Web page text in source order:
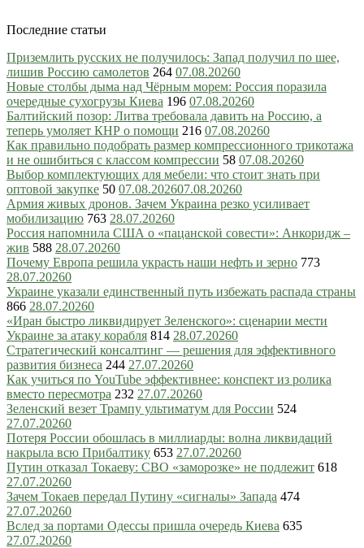
Последние статьи
Приземлить русских не получилось: Запад получил по шее,
лишив Россию самолетов 264 07.08.20260
Новые столбы дыма над Чёрным морем: Россия поразила
очередные сухогрузы Киева 196 07.08.20260
Балтийский позор: Литва требовала давить на Россию, а
теперь умоляет КНР о помощи 216 07.08.20260
Как правильно подобрать размер компрессионного трикотажа
и не ошибиться с классом компрессии 58 07.08.20260
Выбор комплектующих для мебели: что стоит знать при
оптовой закупке 50 07.08.202607.08.20260
Армия живых дронов. Зачем Украина резко усиливает
мобилизацию 763 28.07.20260
Россия напомнила США о «пацанской совести»: Анкоридж –
жив 588 28.07.20260
Почему Европа решила украсть наши нефть и зерно 773
28.07.20260
Украине указали единственный путь избежать распада страны
866 28.07.20260
«Иран быстро ликвидирует Зеленского»: сценарии мести
Украине за атаку корабля 814 28.07.20260
Стратегический консалтинг — решения для эффективного
развития бизнеса 244 27.07.20260
Как учиться по YouTube эффективнее: конспект из ролика
вместо пересмотра 232 27.07.20260
Зеленский везет Трампу ультиматум для России 524
27.07.20260
Потеря России обошлась в миллиарды: волна ликвидаций
накрыла всю Прибалтику 653 27.07.20260
Путин отказал Токаеву: СВО «заморозке» не подлежит 618
27.07.20260
Зачем Токаев передал Путину «сигналы» Запада 474
27.07.20260
Вслед за портами Одессы пришла очередь Киева 635
27.07.20260